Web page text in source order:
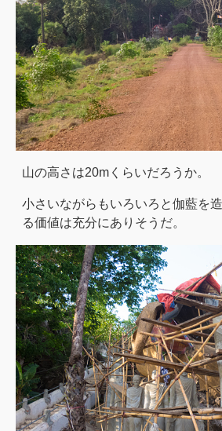
山の高さは20mくらいだろうか。
小さいながらもいろいろと伽藍を
る価値は充分にありそうだ。